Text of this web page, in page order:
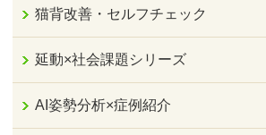
猫背改善・セルフチェック
延動×社会課題シリーズ
AI姿勢分析×症例紹介